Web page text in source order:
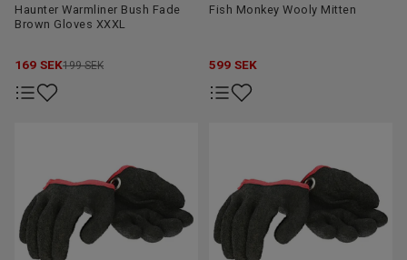
Haunter Warmliner Bush Fade
Brown Gloves XXXL
169 SEK199 SEK
Fish Monkey Wooly Mitten
599 SEK